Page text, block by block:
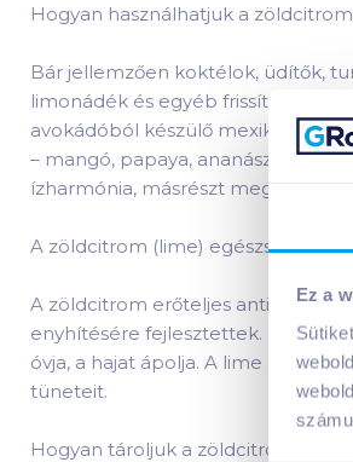
Ez a
Hogyan használhatjuk a
Bár jellemzően koktélok, üdítők,
limonádék és egyéb frissítő italok,
avokádóból készülő mexikói
– mangó, papaya, ananász - ízét,
ízharmónia, másrészt
A zöldcitrom (lime)
A zöldcitrom erőteljes
enyhítésére fejlesztettek. Házi
óvja, a hajat ápolja. A lime
tüneteit.
Hogyan tároljuk a zöldcitromot?